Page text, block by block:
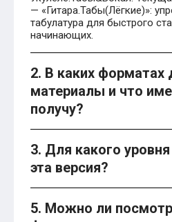
— «Гитара.Табы(Лёгкие)»:
табулатура для быстрого
начинающих.
2. В каких форматах
материалы и что
получу?
3. Для какого
эта версия?
5. Можно ли